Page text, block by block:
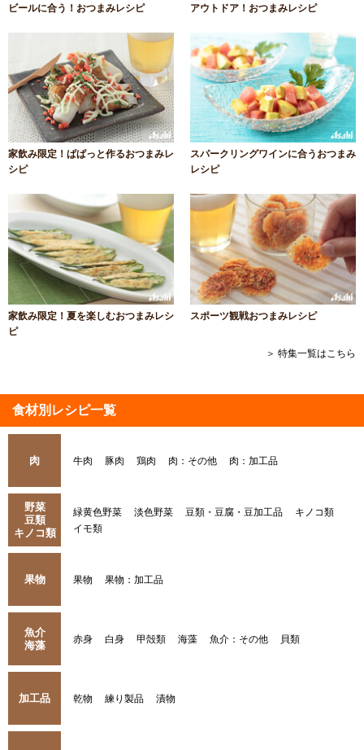
ビールに合う！おつまみレシピ アウトドア！おつまみレシピ
家飲み限定！ぱぱっと作るおつまみレ
シピ
スパークリングワインに合うおつまみ
レシピ
家飲み限定！夏を楽しむおつまみレシ
ピ
スポーツ観戦おつまみレシピ
＞ 特集一覧はこちら
食材別レシピ一覧
肉 牛肉 豚肉 鶏肉 肉：その他 肉：加工品
野菜
豆類
キノコ類
緑黄色野菜 淡色野菜 豆類・豆腐・豆加工品
キノコ類
イモ類
果物 果物 果物：加工品
魚介
海藻
赤身 白身 甲殻類 海藻 魚介：その他 貝類
加工品 乾物 練り製品 漬物